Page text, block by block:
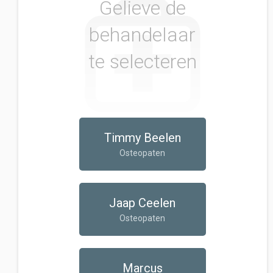
Gelieve de
behandelaar
te selecteren
Timmy Beelen
Osteopaten
Jaap Ceelen
Osteopaten
Marcus